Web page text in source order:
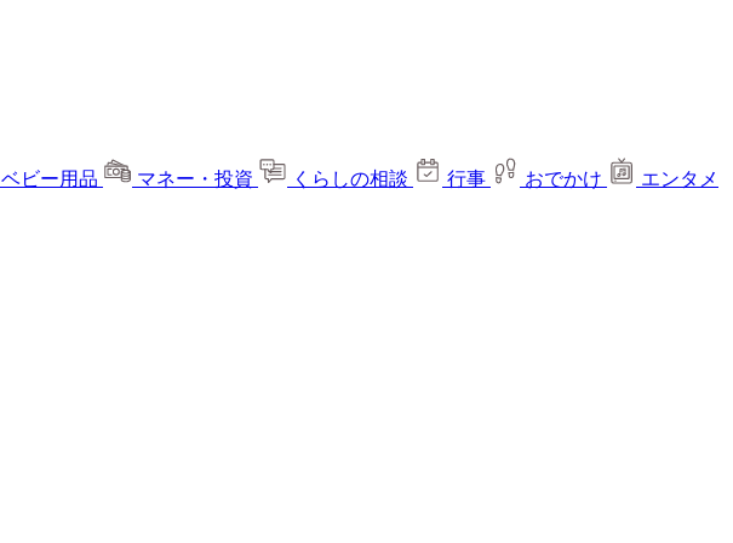
ベビー用品 マネー・投資 くらしの相談 行事 おでかけ
エンタメ